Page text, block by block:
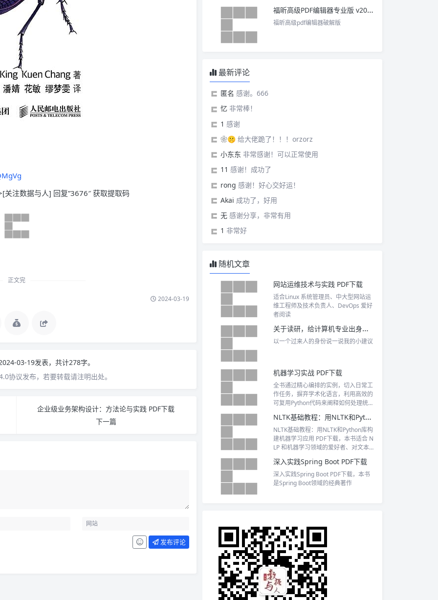
注数据与人] 回复”3676″ 获取提取码
正文完
2024-03-19
03-19发表，共计278字。
协议发布，若要转载请注明出处。
企业级业务架构设计：方法论与实践 PDF下载
下一篇
发布评论
福昕高级PDF编辑器专业版 v2025 中文激活版
福昕高级pdf编辑器破解版
最新评论
匿名 感谢。666
忆 非常棒！
1 感谢
❀🤫 给大佬跪了！！！orzorz
小东东 非常感谢！可以正常使用
11 感谢！成功了
rong 感谢！好心交好运！
Akai 成功了，好用
无 感谢分享，非常有用
1 非常好
随机文章
网站运维技术与实践 PDF下载
适合Linux 系统管理员、中大型网站运
维工程师及技术负责人、DevOps 爱好
者阅读
关于读研，给计算机专业出身的同学们的小建议
以一个过来人的身份说一说我的小建议
机器学习实战 PDF下载
全书通过精心编排的实例，切入日常工
作任务，摒弃学术化语言，利用高效的
可复用Python代码来阐释如何处理统计
NLTK基础教程：用NLTK和Python库构建机器学习应用 PDF下载
NLTK基础教程：用NLTK和Python库构
建机器学习应用 PDF下载，本书适合 N
LP 和机器学习领域的爱好者、对文本处
的zishenPython程序员以及机器学习领
域的研究人员阅读。
深入实践Spring Boot PDF下载
深入实践Spring Boot PDF下载，本书
是Spring Boot领域的经典著作